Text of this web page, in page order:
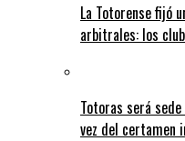
La Totorense fijó
arbitrales: los
Totoras será
vez del certamen